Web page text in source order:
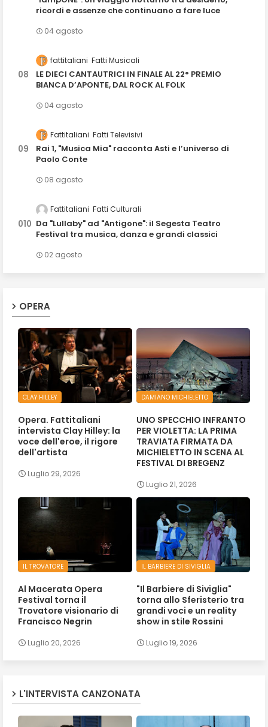
ricordi e assenze che continuano a fare luce
04 agosto
fattitaliani Fatti Musicali
LE DIECI CANTAUTRICI IN FINALE AL 22° PREMIO
BIANCA D’APONTE, DAL ROCK AL FOLK
04 agosto
Fattitaliani Fatti Televisivi
Rai 1, "Musica Mia" racconta Asti e l’universo di
Paolo Conte
08 agosto
Fattitaliani Fatti Culturali
Da "Lullaby" ad "Antigone": il Segesta Teatro
Festival tra musica, danza e grandi classici
02 agosto
OPERA
CLAY HILLEY
Opera. Fattitaliani
intervista Clay Hilley: la
voce dell'eroe, il rigore
dell'artista
Luglio 29, 2026
DAMIANO MICHIELETTO
UNO SPECCHIO INFRANTO
PER VIOLETTA: LA PRIMA
TRAVIATA FIRMATA DA
MICHIELETTO IN SCENA AL
FESTIVAL DI BREGENZ
Luglio 21, 2026
IL TROVATORE
Al Macerata Opera
Festival torna il
Trovatore visionario di
Francisco Negrin
Luglio 20, 2026
IL BARBIERE DI SIVIGLIA
"Il Barbiere di Siviglia"
torna allo Sferisterio tra
grandi voci e un reality
show in stile Rossini
Luglio 19, 2026
L'INTERVISTA CANZONATA